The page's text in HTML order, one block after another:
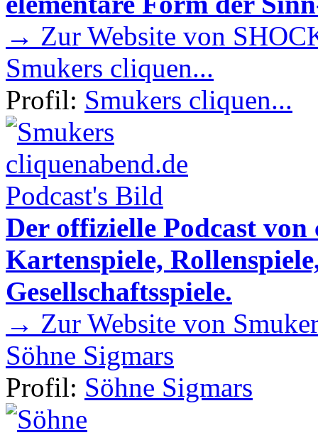
→ Zur Website von
Smukers cliquen...
Profil: Smukers cliquen...
Der offizielle Podcast
Kartenspiele,
Gesellschaftsspiele.
→ Zur Website von
Söhne Sigmars
Profil: Söhne Sigmars